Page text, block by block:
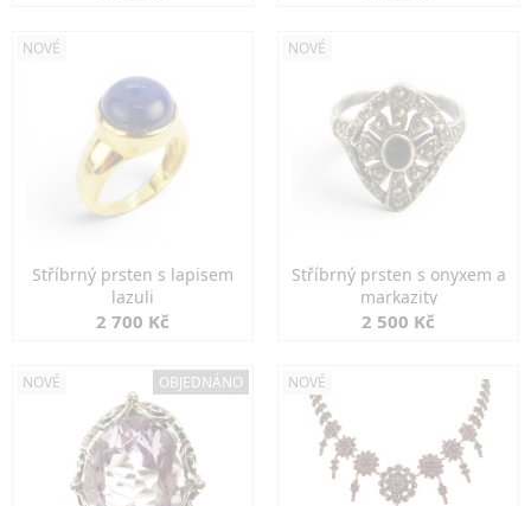
NOVÉ
Stříbrný prsten s lapisem
lazuli
2 700 Kč
NOVÉ
Stříbrný prsten s onyxem a
markazity
2 500 Kč
NOVÉ OBJEDNÁNO NOVÉ